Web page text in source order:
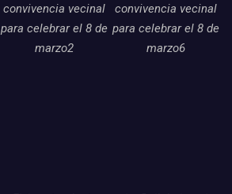
convivencia vecinal
para celebrar el 8 de
marzo2
convivencia vecinal
para celebrar el 8 de
marzo6